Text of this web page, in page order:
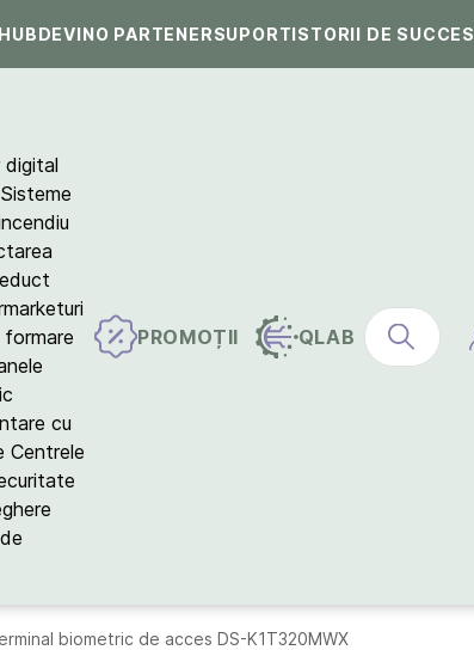
DEVINO PARTENERSUPORTISTORII DE SUCCES
digital
Sisteme
cu
Centrele
PROMOȚII QLAB
biometric de acces DS-K1T320MWX